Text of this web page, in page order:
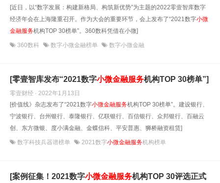
[近日，以“数字发展：构建新格局、构筑新优势”为主题的2022零壹智库数字
经济年会在上海隆重召开。作为大会的重要环节，会上发布了“2021数字小微
金融服务机构TOP 30榜单”。360数科凭借在小微]
360数科 数字小微金融榜单 数字小微金融
[零壹智库发布“2021数字小微金融服务机构TOP 30榜单”]
零壹财经 · 2022年1月13日
[价值线》杂志发布了“2021数字小微金融服务机构TOP 30榜单”。建设银行、
宁波银行、台州银行、泰隆银行、亿联银行、百信银行、众邦银行、百融云
创、东方微银、度小满金融、金蝶信科、平安普惠、狮桥融资租赁]
数字科技兵器谱榜单 2021数字小微金融服务机构榜单
[案例征集！2021数字小微金融服务机构TOP 30评选正式